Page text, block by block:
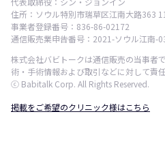
住所：ソウル特別市瑞草区江南大路363
事業者登録番号：836-86-02172
通信販売業申告番号：2021-ソウル江南-
株式会社バビトークは通信販売の当事者
術・手術情報および取引などに対して責
ⓒ Babitalk Corp. All Rights Reserved.
掲載をご希望のクリニック様はこちら